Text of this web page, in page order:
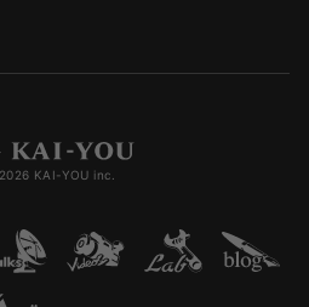
KAI-YOU inc.